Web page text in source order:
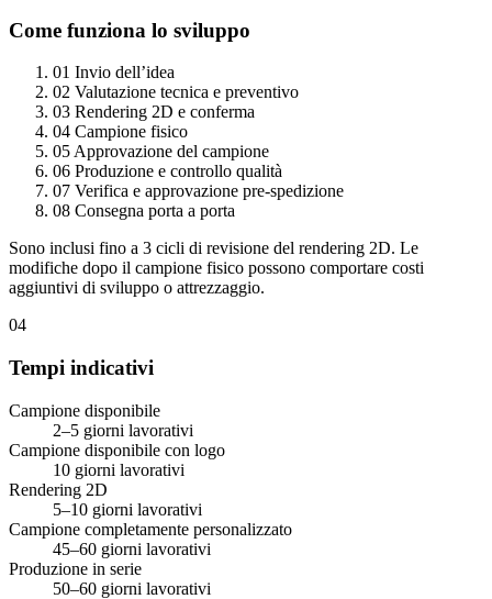
Come funziona lo sviluppo
01 Invio dell’idea
02 Valutazione tecnica e preventivo
03 Rendering 2D e conferma
04 Campione fisico
05 Approvazione del campione
06 Produzione e controllo qualità
07 Verifica e approvazione pre-spedizione
08 Consegna porta a porta
Sono inclusi fino a 3 cicli di revisione del rendering 2D. Le
modifiche dopo il campione fisico possono comportare costi
aggiuntivi di sviluppo o attrezzaggio.
04
Tempi indicativi
Campione disponibile
2–5 giorni lavorativi
Campione disponibile con logo
10 giorni lavorativi
Rendering 2D
5–10 giorni lavorativi
Campione completamente personalizzato
45–60 giorni lavorativi
Produzione in serie
50–60 giorni lavorativi